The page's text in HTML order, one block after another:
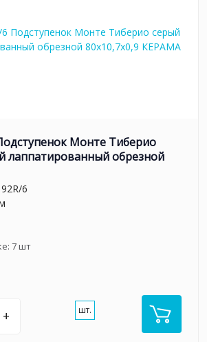
Монте Тиберио
лаппатированный обрезной
6
7шт
+ шт.